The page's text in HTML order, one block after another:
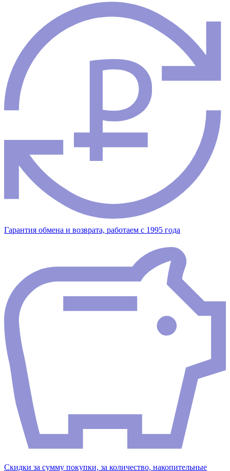
Гарантия обмена и возврата, работаем с 1995 года
Скидки за сумму покупки, за количество, накопительные